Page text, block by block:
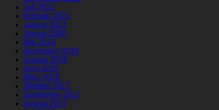
Juli 2021
Februar 2021
Januar 2021
Januar 2020
Mai 2019
Dezember 2018
August 2018
April 2018
März 2018
Oktober 2017
September 2017
August 2017